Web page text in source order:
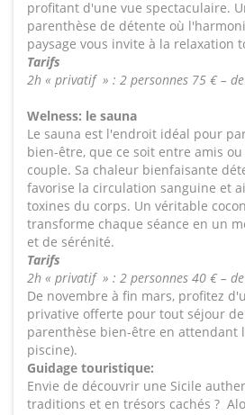
profitant d'une vue spectaculaire.
parenthèse de détente où
paysage vous invite à la relaxation
Tarifs
2h « privatif » : 2 personnes 75 € –
Welness: le sauna
Le sauna est l'endroit idéal pour
bien-être, que ce soit entre amis
couple. Sa chaleur bienfaisante
favorise la circulation sanguine et
toxines du corps. Un véritable
transforme chaque séance en un
et de sérénité.
Tarifs
2h « privatif » : 2 personnes 40 € –
De novembre à fin mars, profitez
privative offerte pour tout séjour
parenthèse bien-être en attendant
piscine).
Guidage touristique:
Envie de découvrir une Sicile
traditions et en trésors cachés ?